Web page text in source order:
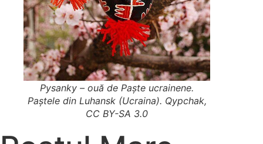
Pysanky – ouă de Paște ucrainene.
Paștele din Luhansk (Ucraina). Qypchak,
CC BY-SA 3.0